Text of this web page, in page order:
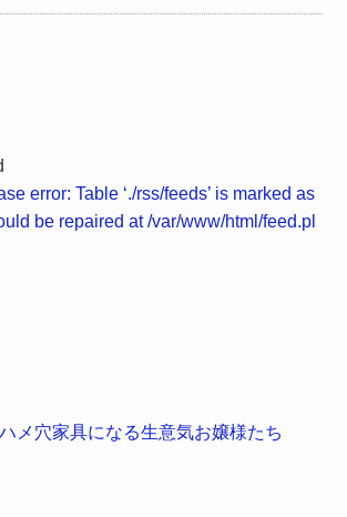
error: Table ‘./rss/feeds’ is marked as
be repaired at /var/www/html/feed.pl
メ穴家具になる生意気お嬢様たち